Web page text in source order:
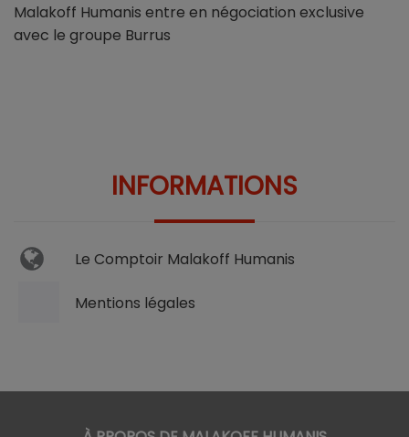
Malakoff Humanis entre en négociation exclusive
avec le groupe Burrus
INFORMATIONS
Le Comptoir Malakoff Humanis
Mentions légales